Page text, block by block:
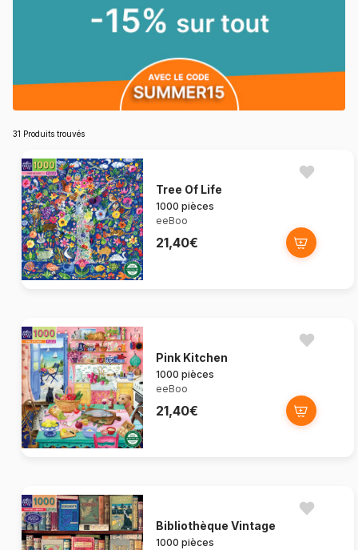
31 Produits trouvés
Tree Of Life
1000 pièces
eeBoo
21,40€
Pink Kitchen
1000 pièces
eeBoo
21,40€
Bibliothèque Vintage
1000 pièces